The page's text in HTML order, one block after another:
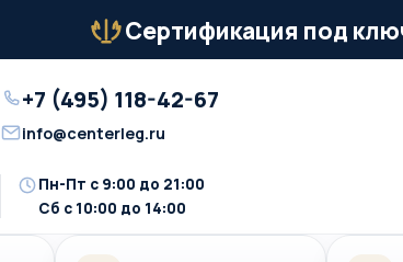
Бейдж
Сертификация под
Телефон
+7 (495) 118-42-67
Email
info@centerleg.ru
Время
работы
Пн-Пт с 9:00 до 21:00
Сб с 10:00 до 14:00